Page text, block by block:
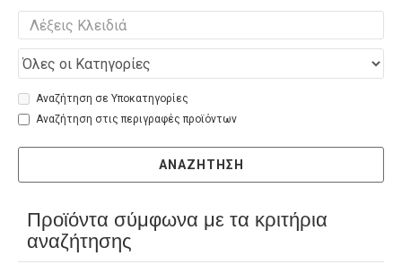
Αναζήτηση σε Υποκατηγορίες
Αναζήτηση στις περιγραφές προϊόντων
ΑΝΑΖΉΤΗΣΗ
Προϊόντα σύμφωνα με τα κριτήρια
αναζήτησης